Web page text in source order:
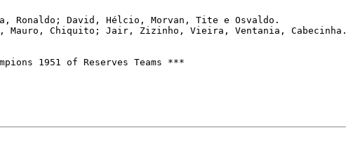
Ronaldo; David, Hélcio, Morvan, Tite e Osvaldo.
Mauro, Chiquito; Jair, Zizinho, Vieira, Ventania, Cabecinha.
1951 of Reserves Teams ***